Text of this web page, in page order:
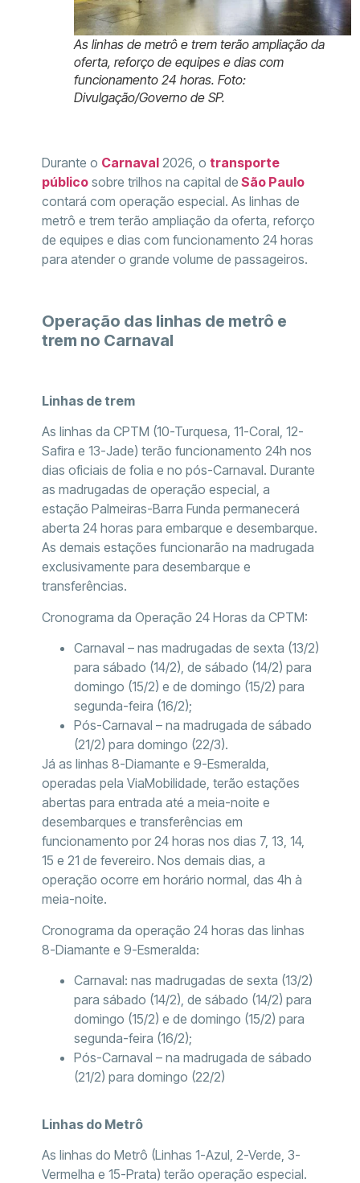
As linhas de metrô e trem terão ampliação da
oferta, reforço de equipes e dias com
funcionamento 24 horas. Foto:
Divulgação/Governo de SP.
Durante o Carnaval2026, o transporte
públicosobre trilhos na capital de São Paulo
contará com operação especial. As linhas de
metrô e trem terão ampliação da oferta, reforço
de equipes e dias com funcionamento 24 horas
para atender o grande volume de passageiros.
Operação das linhas de metrô e
trem no Carnaval
Linhas de trem
As linhas da CPTM (10-Turquesa, 11-Coral, 12-
Safira e 13-Jade) terão funcionamento 24h nos
dias oficiais de folia e no pós-Carnaval. Durante
as madrugadas de operação especial, a
estação Palmeiras-Barra Funda permanecerá
aberta 24 horas para embarque e desembarque.
As demais estações funcionarão na madrugada
exclusivamente para desembarque e
transferências.
Cronograma da Operação 24 Horas da CPTM:
Carnaval – nas madrugadas de sexta (13/2)
para sábado (14/2), de sábado (14/2) para
domingo (15/2) e de domingo (15/2) para
segunda-feira (16/2);
Pós-Carnaval – na madrugada de sábado
(21/2) para domingo (22/3).
Já as linhas 8-Diamante e 9-Esmeralda,
operadas pela ViaMobilidade, terão estações
abertas para entrada até a meia-noite e
desembarques e transferências em
funcionamento por 24 horas nos dias 7, 13, 14,
15 e 21 de fevereiro. Nos demais dias, a
operação ocorre em horário normal, das 4h à
meia-noite.
Cronograma da operação 24 horas das linhas
8-Diamante e 9-Esmeralda:
Carnaval: nas madrugadas de sexta (13/2)
para sábado (14/2), de sábado (14/2) para
domingo (15/2) e de domingo (15/2) para
segunda-feira (16/2);
Pós-Carnaval – na madrugada de sábado
(21/2) para domingo (22/2)
Linhas do Metrô
As linhas do Metrô (Linhas 1-Azul, 2-Verde, 3-
Vermelha e 15-Prata) terão operação especial.